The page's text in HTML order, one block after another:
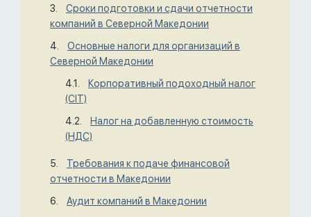
Сроки подготовки и сдачи отчетности
компаний в Северной Македонии
Основные налоги для организаций в
Северной Македонии
Корпоративный подоходный налог
(CIT)
Налог на добавленную стоимость
(НДС)
Требования к подаче финансовой
отчетности в Македонии
Аудит компаний в Македонии